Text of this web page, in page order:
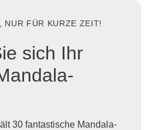
NUR FÜR KURZE ZEIT!
sich Ihr
30 fantastische Mandala-